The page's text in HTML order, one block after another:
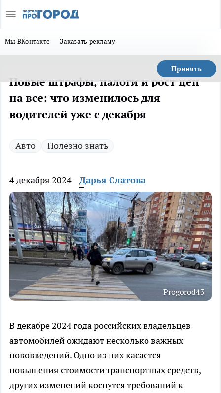
Мы ВКонтакте Заказать рекламу
Принять
Новые штрафы, налоги и рост цен
на все: что изменилось для
водителей уже с декабря
Авто Полезно знать
4 декабря 2024 Дарья Слатова
Progorod43
В декабре 2024 года российских владельцев
автомобилей ожидают несколько важных
нововведений. Одно из них касается
повышения стоимости транспортных средств,
других изменений коснутся требований к